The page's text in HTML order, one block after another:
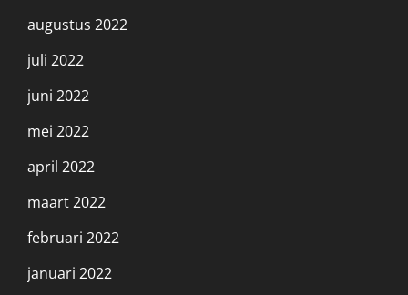
augustus 2022
juli 2022
juni 2022
mei 2022
april 2022
maart 2022
februari 2022
januari 2022